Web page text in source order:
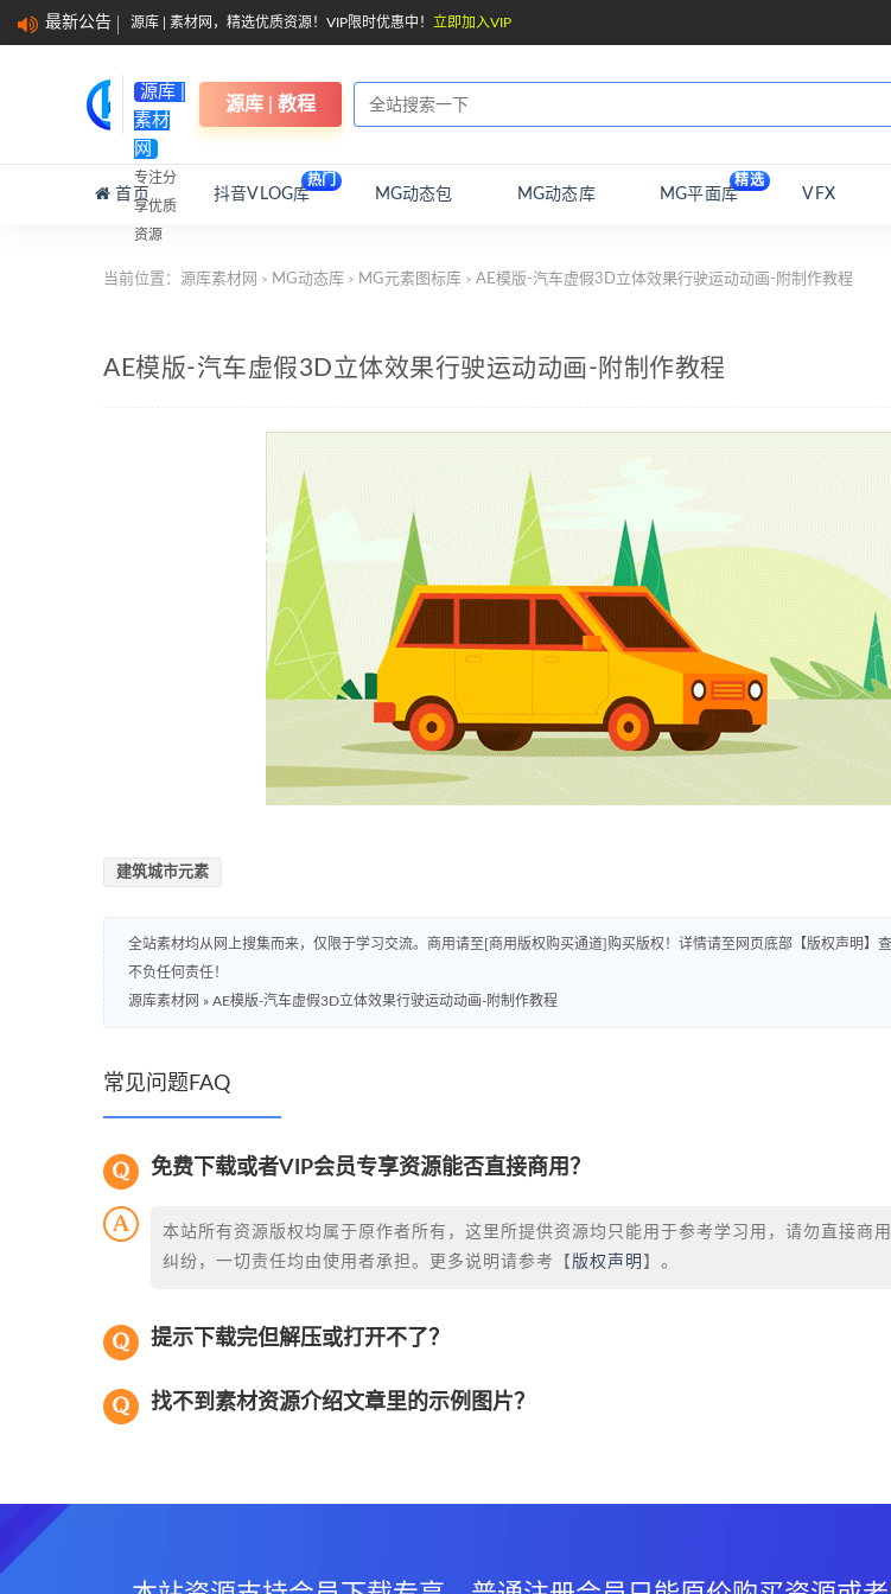
最新公告 源库 | 素材网，精选优质资源！VIP限时优惠中！ 立即加入VIP
源库 |
素材
网
专注分
享优质
资源
源库 | 教程
首页 抖音VLOG库
热门
MG动态包 MG动态库 MG平面库
精选
VFX
当前位置： 源库素材网 > MG动态库 > MG元素图标库 > AE模版-汽车虚假3D立体效果行驶运动动画-附制作教程
AE模版-汽车虚假3D立体效果行驶运动动画-附制作教程
建筑城市元素
全站素材均从网上搜集而来，仅限于学习交流。商用请至[商用版权购买通道]购买版权！详情请至网页底部【版权声明】
不负任何责任！
源库素材网 » AE模版-汽车虚假3D立体效果行驶运动动画-附制作教程
常见问题FAQ
免费下载或者VIP会员专享资源能否直接商用？
本站所有资源版权均属于原作者所有，这里所提供资源均只能用于参考学习用，请勿直接商
纠纷，一切责任均由使用者承担。更多说明请参考【 版权声明 】。
提示下载完但解压或打开不了？
找不到素材资源介绍文章里的示例图片？